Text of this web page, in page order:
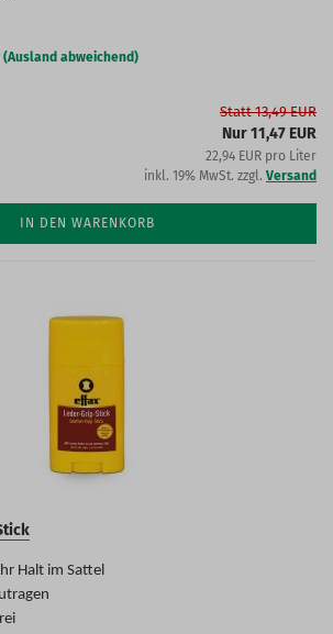
(Ausland abweichend)
Statt 13,49 EUR
Nur 11,47 EUR
22,94 EUR pro Liter
inkl. 19% MwSt. zzgl. Versand
IN DEN WARENKORB
Halt im Sattel